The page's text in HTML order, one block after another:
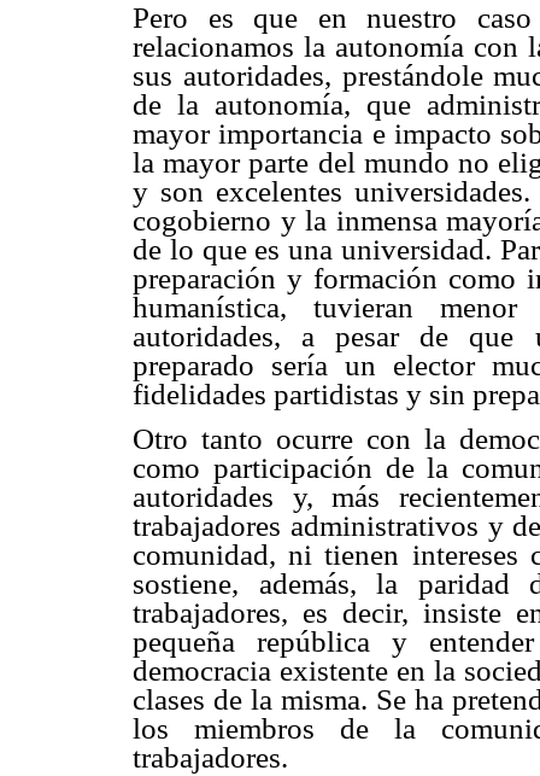
Pero es que en nuestro
relacionamos la autonomía con
sus autoridades, prestándole
de la autonomía, que
mayor importancia e impacto
la mayor parte del mundo no
y son excelentes
cogobierno y la inmensa
de lo que es una universidad.
preparación y formación como
humanística, tuvieran
autoridades, a pesar de que
preparado sería un elector
fidelidades partidistas y sin
Otro tanto ocurre con la
como participación de la
autoridades y, más
trabajadores administrativos y
comunidad, ni tienen intereses
sostiene, además, la paridad
trabajadores, es decir, insiste
pequeña república y
democracia existente en la
clases de la misma. Se ha
los miembros de la
trabajadores.